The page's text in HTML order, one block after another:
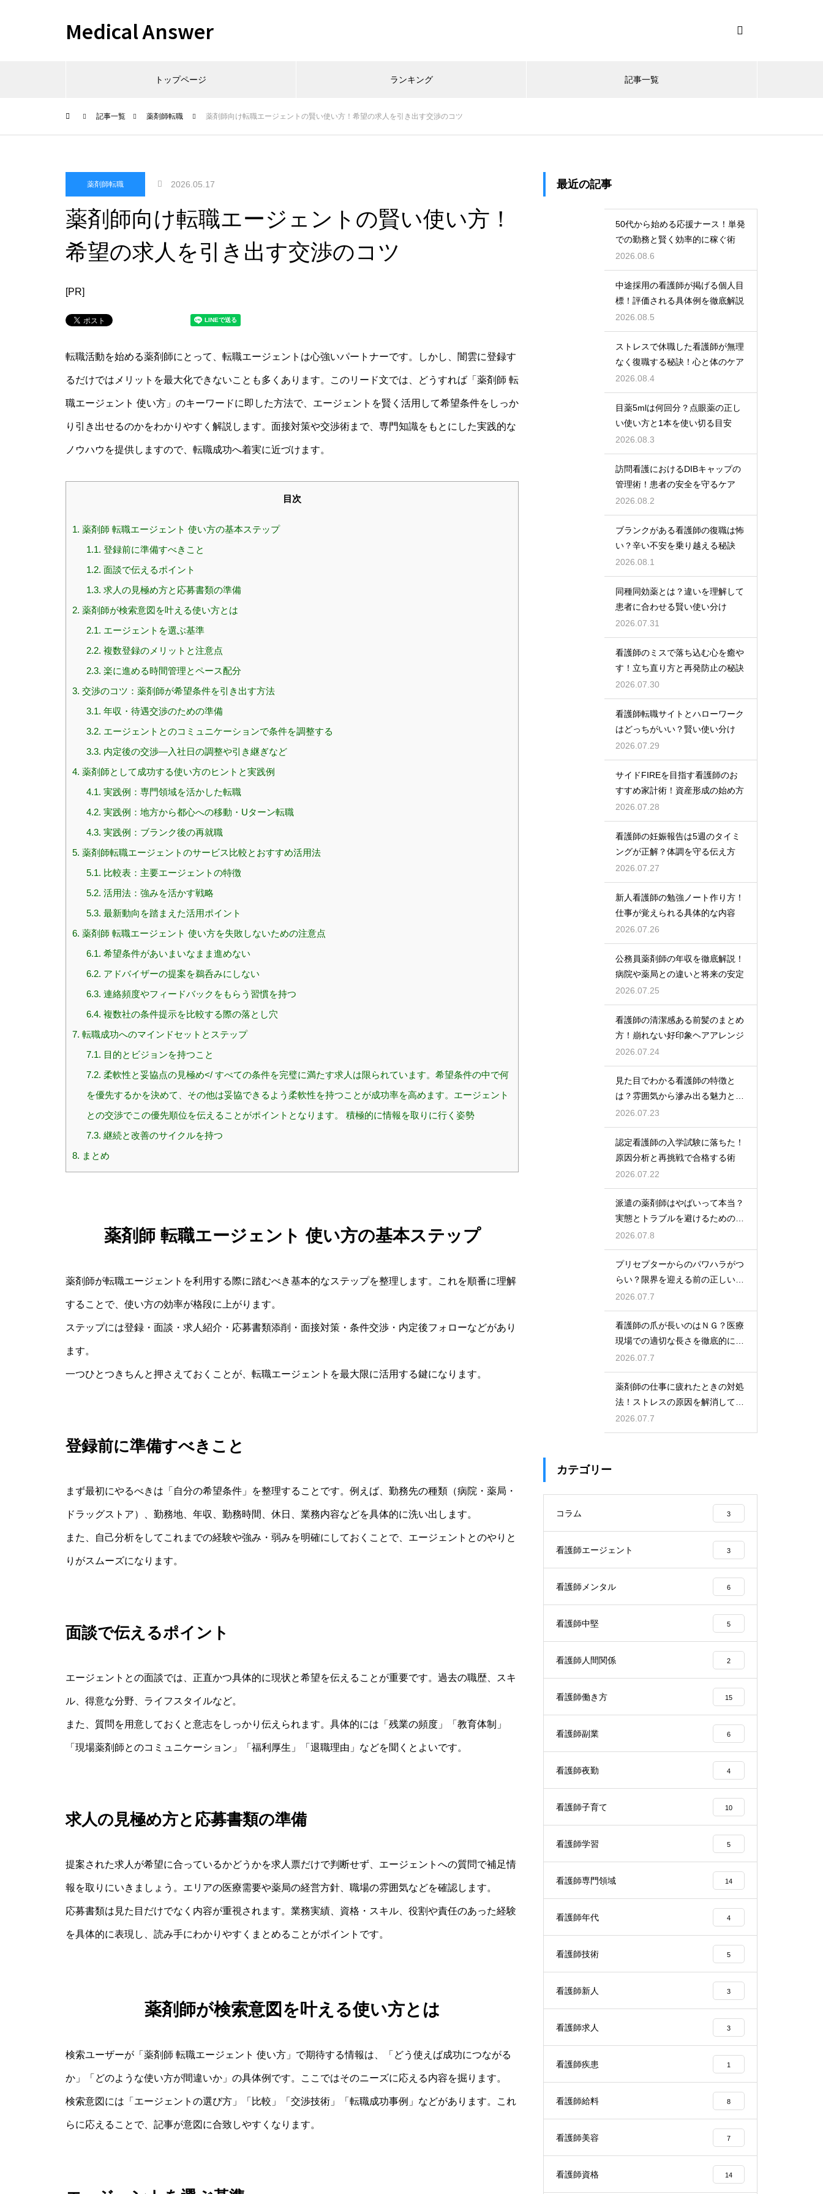
Medical Answer
トップページ ランキング 記事一覧
記事一覧 薬剤師転職 薬剤師向け転職エージェントの賢い使い方！希望の求人を引き出す交渉のコツ
薬剤師転職 2026.05.17
薬剤師向け転職エージェントの賢い使い方！
希望の求人を引き出す交渉のコツ
[PR]
転職活動を始める薬剤師にとって、転職エージェントは心強いパートナーです。しかし、闇雲に登録す
るだけではメリットを最大化できないことも多くあります。このリード文では、どうすれば「薬剤師 転
職エージェント 使い方」のキーワードに即した方法で、エージェントを賢く活用して希望条件をしっか
り引き出せるのかをわかりやすく解説します。面接対策や交渉術まで、専門知識をもとにした実践的な
ノウハウを提供しますので、転職成功へ着実に近づけます。
目次
1. 薬剤師 転職エージェント 使い方の基本ステップ
1.1. 登録前に準備すべきこと
1.2. 面談で伝えるポイント
1.3. 求人の見極め方と応募書類の準備
2. 薬剤師が検索意図を叶える使い方とは
2.1. エージェントを選ぶ基準
2.2. 複数登録のメリットと注意点
2.3. 楽に進める時間管理とペース配分
3. 交渉のコツ：薬剤師が希望条件を引き出す方法
3.1. 年収・待遇交渉のための準備
3.2. エージェントとのコミュニケーションで条件を調整する
3.3. 内定後の交渉—入社日の調整や引き継ぎなど
4. 薬剤師として成功する使い方のヒントと実践例
4.1. 実践例：専門領域を活かした転職
4.2. 実践例：地方から都心への移動・Uターン転職
4.3. 実践例：ブランク後の再就職
5. 薬剤師転職エージェントのサービス比較とおすすめ活用法
5.1. 比較表：主要エージェントの特徴
5.2. 活用法：強みを活かす戦略
5.3. 最新動向を踏まえた活用ポイント
6. 薬剤師 転職エージェント 使い方を失敗しないための注意点
6.1. 希望条件があいまいなまま進めない
6.2. アドバイザーの提案を鵜呑みにしない
6.3. 連絡頻度やフィードバックをもらう習慣を持つ
6.4. 複数社の条件提示を比較する際の落とし穴
7. 転職成功へのマインドセットとステップ
7.1. 目的とビジョンを持つこと
7.2. 柔軟性と妥協点の見極め</ すべての条件を完璧に満たす求人は限られています。希望条件の中で何
を優先するかを決めて、その他は妥協できるよう柔軟性を持つことが成功率を高めます。エージェント
との交渉でこの優先順位を伝えることがポイントとなります。 積極的に情報を取りに行く姿勢
7.3. 継続と改善のサイクルを持つ
8. まとめ
薬剤師 転職エージェント 使い方の基本ステップ
薬剤師が転職エージェントを利用する際に踏むべき基本的なステップを整理します。これを順番に理解
することで、使い方の効率が格段に上がります。
ステップには登録・面談・求人紹介・応募書類添削・面接対策・条件交渉・内定後フォローなどがあり
ます。
一つひとつきちんと押さえておくことが、転職エージェントを最大限に活用する鍵になります。
登録前に準備すべきこと
まず最初にやるべきは「自分の希望条件」を整理することです。例えば、勤務先の種類（病院・薬局・
ドラッグストア）、勤務地、年収、勤務時間、休日、業務内容などを具体的に洗い出します。
また、自己分析をしてこれまでの経験や強み・弱みを明確にしておくことで、エージェントとのやりと
りがスムーズになります。
面談で伝えるポイント
エージェントとの面談では、正直かつ具体的に現状と希望を伝えることが重要です。過去の職歴、スキ
ル、得意な分野、ライフスタイルなど。
また、質問を用意しておくと意志をしっかり伝えられます。具体的には「残業の頻度」「教育体制」
「現場薬剤師とのコミュニケーション」「福利厚生」「退職理由」などを聞くとよいです。
求人の見極め方と応募書類の準備
提案された求人が希望に合っているかどうかを求人票だけで判断せず、エージェントへの質問で補足情
報を取りにいきましょう。エリアの医療需要や薬局の経営方針、職場の雰囲気などを確認します。
応募書類は見た目だけでなく内容が重視されます。業務実績、資格・スキル、役割や責任のあった経験
を具体的に表現し、読み手にわかりやすくまとめることがポイントです。
薬剤師が検索意図を叶える使い方とは
検索ユーザーが「薬剤師 転職エージェント 使い方」で期待する情報は、「どう使えば成功につながる
か」「どのような使い方が間違いか」の具体例です。ここではそのニーズに応える内容を掘ります。
検索意図には「エージェントの選び方」「比較」「交渉技術」「転職成功事例」などがあります。これ
らに応えることで、記事が意図に合致しやすくなります。
最近の記事
50代から始める応援ナース！単発
での勤務と賢く効率的に稼ぐ術
2026.08.6
中途採用の看護師が掲げる個人目
標！評価される具体例を徹底解説
2026.08.5
ストレスで休職した看護師が無理
なく復職する秘訣！心と体のケア
2026.08.4
目薬5mlは何回分？点眼薬の正し
い使い方と1本を使い切る目安
2026.08.3
訪問看護におけるDIBキャップの
管理術！患者の安全を守るケア
2026.08.2
ブランクがある看護師の復職は怖
い？辛い不安を乗り越える秘訣
2026.08.1
同種同効薬とは？違いを理解して
患者に合わせる賢い使い分け
2026.07.31
看護師のミスで落ち込む心を癒や
す！立ち直り方と再発防止の秘訣
2026.07.30
看護師転職サイトとハローワーク
はどっちがいい？賢い使い分け
2026.07.29
サイドFIREを目指す看護師のお
すすめ家計術！資産形成の始め方
2026.07.28
看護師の妊娠報告は5週のタイミ
ングが正解？体調を守る伝え方
2026.07.27
新人看護師の勉強ノート作り方！
仕事が覚えられる具体的な内容
2026.07.26
公務員薬剤師の年収を徹底解説！
病院や薬局との違いと将来の安定
2026.07.25
看護師の清潔感ある前髪のまとめ
方！崩れない好印象ヘアアレンジ
2026.07.24
見た目でわかる看護師の特徴と
は？雰囲気から滲み出る魅力と秘
密
2026.07.23
認定看護師の入学試験に落ちた！
原因分析と再挑戦で合格する術
2026.07.22
派遣の薬剤師はやばいって本当？
実態とトラブルを避けるための働
き方を解説
2026.07.8
プリセプターからのパワハラがつ
らい？限界を迎える前の正しい対
処法
2026.07.7
看護師の爪が長いのはＮＧ？医療
現場での適切な長さを徹底的に解
説
2026.07.7
薬剤師の仕事に疲れたときの対処
法！ストレスの原因を解消して楽
になる方法
2026.07.7
カテゴリー
コラム 3
看護師エージェント 3
看護師メンタル 6
看護師中堅 5
看護師人間関係 2
看護師働き方 15
看護師副業 6
看護師夜勤 4
看護師子育て 10
看護師学習 5
看護師専門領域 14
看護師年代 4
看護師技術 5
看護師新人 3
看護師求人 3
看護師疾患 1
看護師給料 8
看護師美容 7
看護師資格 14